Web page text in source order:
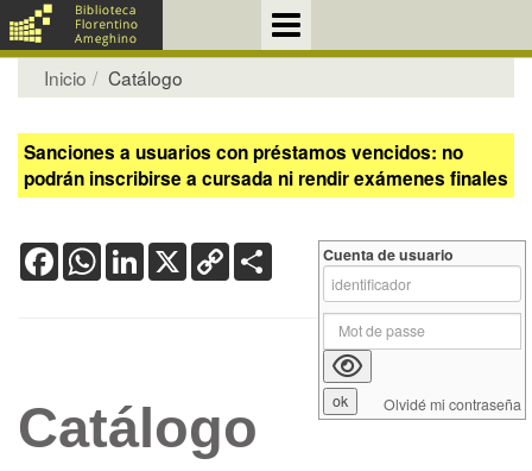
Inicio Catálogo
Sanciones a usuarios con préstamos vencidos: no
podrán inscribirse a cursada ni rendir exámenes finales
FacebookWhatsApp
LinkedIn
X Copy
Link
Catálogo
Cuenta de usuario
Olvidé mi contraseña